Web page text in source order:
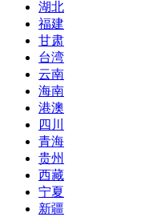
湖北
福建
甘肃
台湾
云南
海南
港澳
四川
青海
贵州
西藏
宁夏
新疆